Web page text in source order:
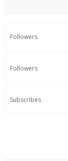
Followers
Followers
Subscribes